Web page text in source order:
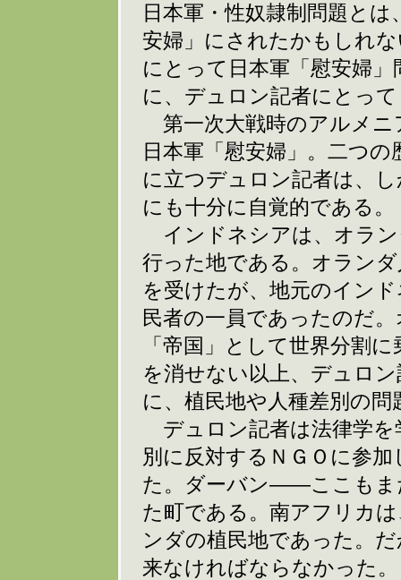
日本軍・性奴隷制問題と
安婦」にされたかもしれ
にとって日本軍「慰安婦
に、デュロン記者にとっ
第一次大戦時のアルメニ
日本軍「慰安婦」。二つ
に立つデュロン記者は、
にも十分に自覚的である。
インドネシアは、オラン
行った地である。オラン
を受けたが、地元のイン
民者の一員であったのだ
「帝国」として世界分割
を消せない以上、デュロ
に、植民地や人種差別の
デュロン記者は法律学を
別に反対するＮＧＯに参
た。ダーバン――ここもま
た町である。南アフリカ
ンダの植民地であった。
来なければならなかった。